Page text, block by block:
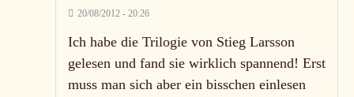
20/08/2012 - 20:26
Ich habe die Trilogie von Stieg Larsson
gelesen und fand sie wirklich spannend! Erst
muss man sich aber ein bisschen einlesen